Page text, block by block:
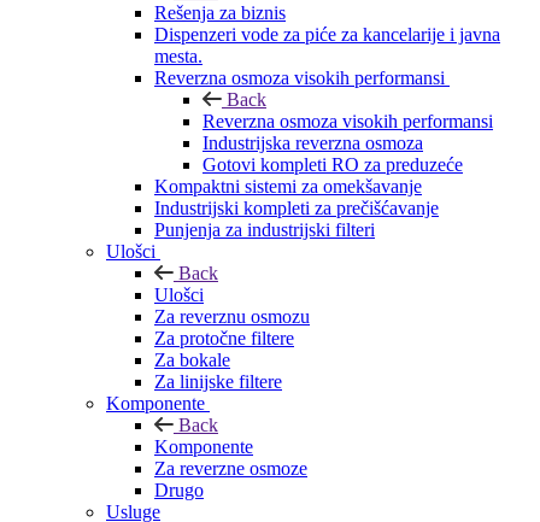
Rešenja za biznis
Dispenzeri vode za piće za kancelarije i javna
mesta.
Reverzna osmoza visokih performansi
Back
Reverzna osmoza visokih performansi
Industrijska reverzna osmoza
Gotovi kompleti RO za preduzeće
Kompaktni sistemi za omekšavanje
Industrijski kompleti za prečišćavanje
Punjenja za industrijski filteri
Ulošci
Back
Ulošci
Za reverznu osmozu
Za protočne filtere
Za bokale
Za linijske filtere
Komponente
Back
Komponente
Za reverzne osmoze
Drugo
Usluge